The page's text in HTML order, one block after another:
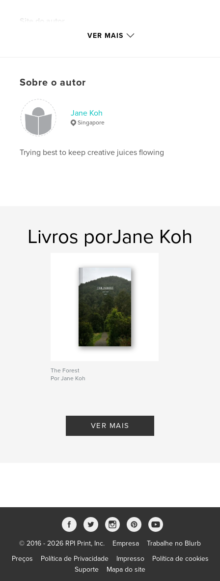
Site do autor
http://www.janekoh.org
Categoria principal:
Nº de páginas:
ISBN
Capa dura com ImageWrap: 9780368088117
IdiomaEnglish
VER MAIS
Sobre o autor
Jane Koh
Singapore
Trying best to keep creative juices flowing
Livros porJane Koh
The Forest
Por Jane Koh
VER MAIS
© 2016 - 2026 RPI Print, Inc. Empresa
Trabalhe no Blurb
Preços
Política de Privacidade Impresso
Política de cookies
Suporte
Mapa do site